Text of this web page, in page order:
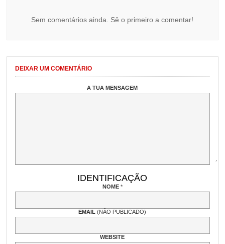
Sem comentários ainda. Sê o primeiro a comentar!
DEIXAR UM COMENTÁRIO
A TUA MENSAGEM
IDENTIFICAÇÃO
NOME *
EMAIL(NÃO PUBLICADO)
WEBSITE